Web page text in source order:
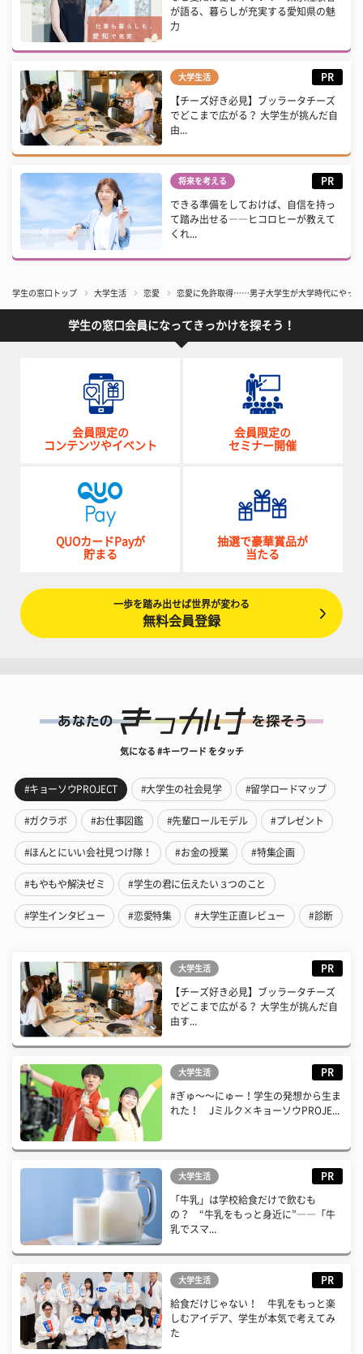
が語る、暮らしが充実する愛知県の魅
力
大学生活 PR
【チーズ好き必見】ブッラータチーズ
でどこまで広がる？ 大学生が挑んだ自
由...
将来を考える PR
できる準備をしておけば、自信を持っ
て踏み出せる――ヒコロヒーが教えて
くれ...
学生の窓口トップ 大学生活 恋愛 恋愛に免許取得……男子大学生が大学時代にやっ
学生の窓口会員になってきっかけを探そう！
会員限定の
コンテンツやイベント
会員限定の
セミナー開催
QUOカードPayが
貯まる
抽選で豪華賞品が
当たる
一歩を踏み出せば世界が変わる
無料会員登録
気になる #キーワード をタッチ
#キョーソウPROJECT #大学生の社会見学 #留学ロードマップ
#ガクラボ #お仕事図鑑 #先輩ロールモデル #プレゼント
#ほんとにいい会社見つけ隊！ #お金の授業 #特集企画
#もやもや解決ゼミ #学生の君に伝えたい３つのこと
#学生インタビュー #恋愛特集 #大学生正直レビュー #診断
大学生活 PR
【チーズ好き必見】ブッラータチーズ
でどこまで広がる？ 大学生が挑んだ自
由す...
大学生活 PR
#ぎゅ〜〜にゅー！学生の発想から生ま
れた！ Jミルク×キョーソウPROJE...
大学生活 PR
「牛乳」は学校給食だけで飲むも
の？ “牛乳をもっと身近に”――「牛
乳でスマ...
大学生活 PR
給食だけじゃない！ 牛乳をもっと楽
しむアイデア、学生が本気で考えてみ
た